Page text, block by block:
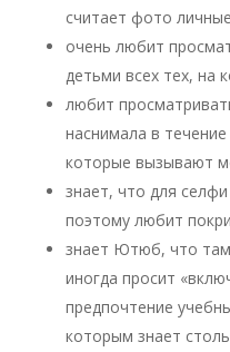
считает фото
очень любит
детьми всех тех, на
любит
наснимала в
которые вызывают
знает, что для
поэтому любит
знает Ютюб, что там
иногда просит
предпочтение
которым знает